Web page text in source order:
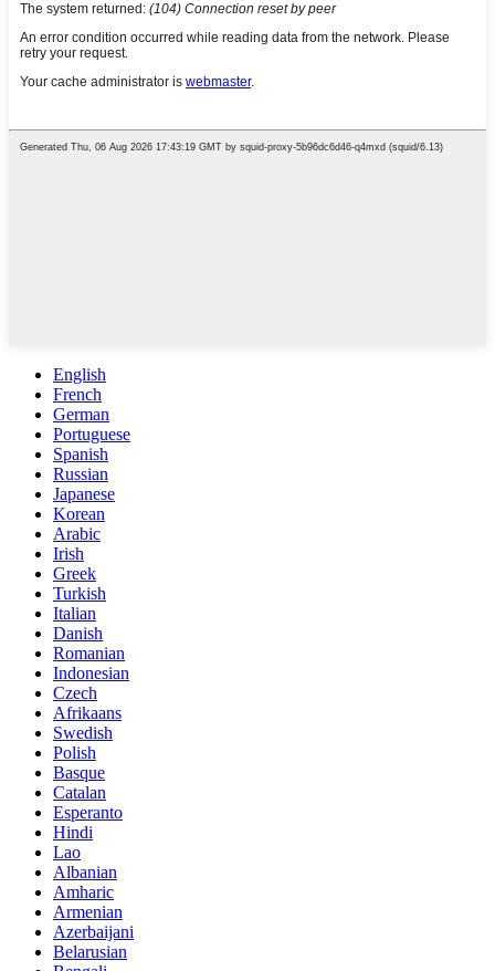
English
French
German
Portuguese
Spanish
Russian
Japanese
Korean
Arabic
Irish
Greek
Turkish
Italian
Danish
Romanian
Indonesian
Czech
Afrikaans
Swedish
Polish
Basque
Catalan
Esperanto
Hindi
Lao
Albanian
Amharic
Armenian
Azerbaijani
Belarusian